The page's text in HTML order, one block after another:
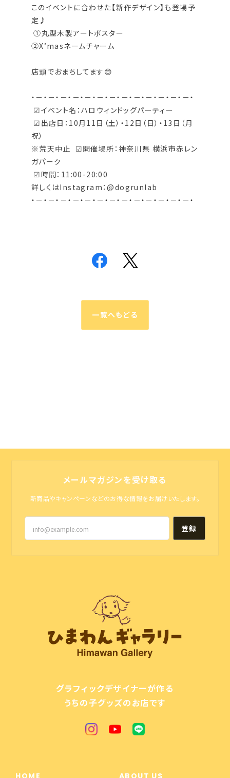
このイベントに合わせた【新作デザイン】も登場予
定♪
①丸型木製アートポスター
②X’masネームチャーム
店頭でおまちしてます😊
・－・－・－・－・－・－・－・－・－・－・－・－・－・
☑︎イベント名：ハロウィンドッグパーティー
☑︎出店日：10月11日（土）・12日（日）・13日（月
祝）
※荒天中止 ☑︎開催場所：神奈川県 横浜市赤レン
ガパーク
☑︎時間：11:00-20:00
詳しくはInstagram：@dogrunlab
・－・－・－・－・－・－・－・－・－・－・－・－・－・
一覧へもどる
メールマガジンを受け取る
新商品やキャンペーンなどのお得な情報をお届けいたします。
登録
グラフィックデザイナーが作る
うちの子グッズのお店です
HOME ABOUT US